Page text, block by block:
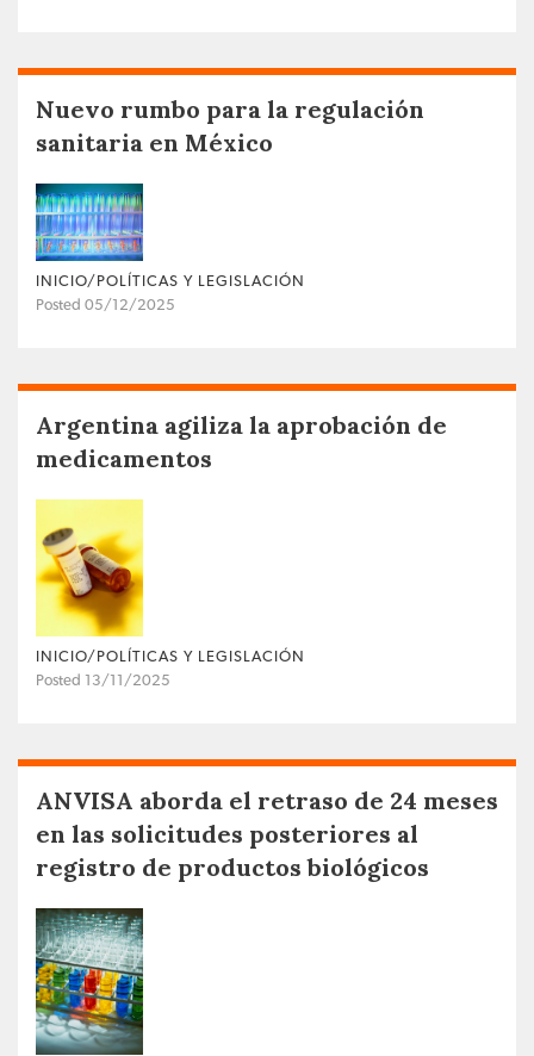
Nuevo rumbo para la regulación
sanitaria en México
INICIO/POLÍTICAS Y LEGISLACIÓN
Posted 05/12/2025
Argentina agiliza la aprobación de
medicamentos
INICIO/POLÍTICAS Y LEGISLACIÓN
Posted 13/11/2025
ANVISA aborda el retraso de 24 meses
en las solicitudes posteriores al
registro de productos biológicos